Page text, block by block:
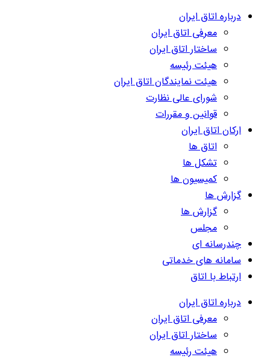
درباره اتاق ایران
معرفی اتاق ایران
ساختار اتاق ایران
هیئت رئیسه
هیئت نمایندگان اتاق ایران
شورای عالی نظارت
قوانین و مقررات
ارکان اتاق ایران
اتاق ها
تشکل ها
کمیسیون ها
گزارش ها
گزارش ها
مجلس
چندرسانه ای
سامانه های خدماتی
ارتباط با اتاق
درباره اتاق ایران
معرفی اتاق ایران
ساختار اتاق ایران
هیئت رئیسه